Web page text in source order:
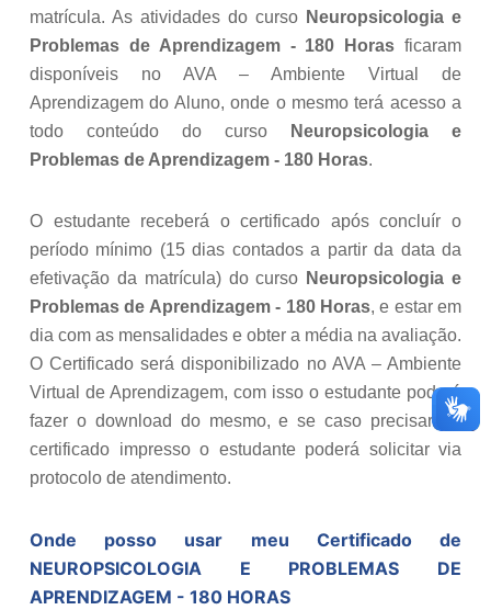
matrícula. As atividades do curso Neuropsicologia e
Problemas de Aprendizagem - 180 Horas ficaram
disponíveis no AVA – Ambiente Virtual de
Aprendizagem do Aluno, onde o mesmo terá acesso a
todo conteúdo do curso
Neuropsicologia e
Problemas de Aprendizagem - 180 Horas.
O estudante receberá o certificado após concluír o
período mínimo (15 dias contados a partir da data da
efetivação da matrícula) do curso Neuropsicologia e
Problemas de Aprendizagem - 180 Horas, e estar em
dia com as mensalidades e obter a média na avaliação.
O Certificado será disponibilizado no AVA – Ambiente
Virtual de Aprendizagem, com isso o estudante poderá
fazer o download do mesmo, e se caso precisar do
certificado impresso o estudante poderá solicitar via
protocolo de atendimento.
Onde posso usar meu Certificado de
NEUROPSICOLOGIA E PROBLEMAS DE
APRENDIZAGEM - 180 HORAS